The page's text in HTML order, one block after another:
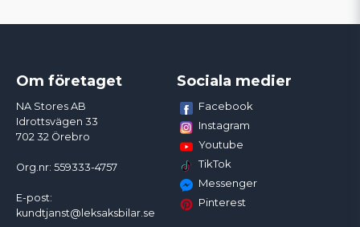
Om företaget
NA Stores AB
Idrottsvägen 33
702 32 Örebro
Org.nr: 559333-4757
E-post:
kundtjanst@leksaksbilar.se
Sociala medier
Facebook
Instagram
Youtube
TikTok
Messenger
Pinterest